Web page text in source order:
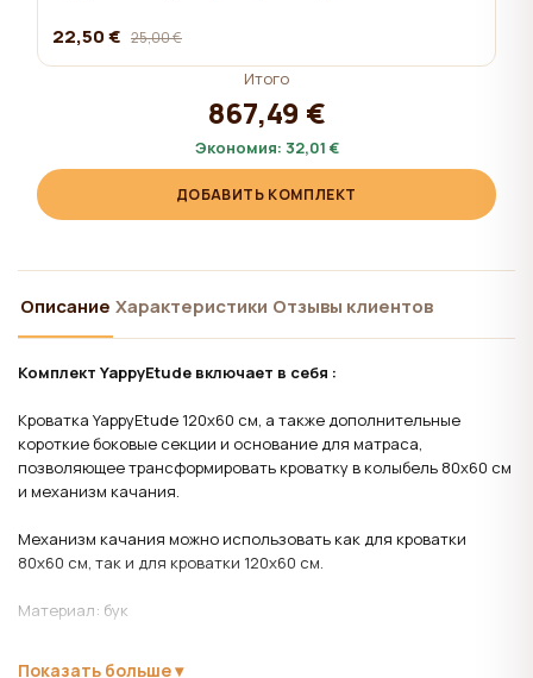
22,50 € 25,00 €
Итого
867,49 €
Экономия: 32,01 €
ДОБАВИТЬ КОМПЛЕКТ
Описание Характеристики Отзывы клиентов
Комплект YappyEtude включает в себя :
Кроватка YappyEtude 120x60 см, а также дополнительные
короткие боковые секции и основание для матраса,
позволяющее трансформировать кроватку в колыбель 80x60 см
и механизм качания.
Механизм качания можно использовать как для кроватки
80x60 см, так и для кроватки 120x60 см.
Материал: бук
Показать больше